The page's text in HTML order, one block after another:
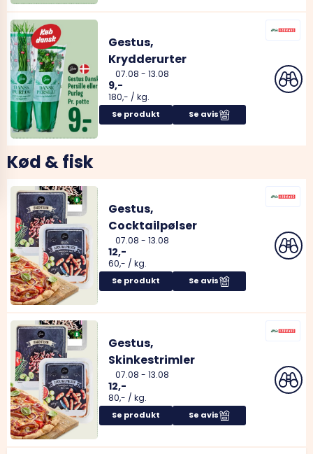
Gestus,
Krydderurter
07.08 - 13.08
9,-
180,- / kg.
Se produkt Se avis
Kød & fisk
Gestus,
Cocktailpølser
07.08 - 13.08
12,-
60,- / kg.
Se produkt Se avis
Gestus,
Skinkestrimler
07.08 - 13.08
12,-
80,- / kg.
Se produkt Se avis